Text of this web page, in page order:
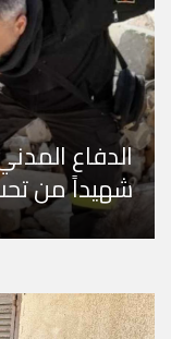
شهيداً من
في تل الهوا